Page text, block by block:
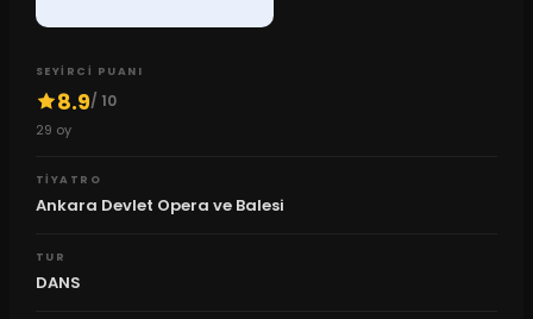
SEYIRCI PUANI
8.9/ 10
29 oy
TIYATRO
Ankara Devlet Opera ve Balesi
TUR
DANS